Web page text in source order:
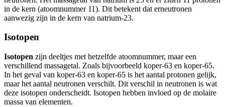
in de kern (atoomnummer 11). Dit betekent dat erneutronen
aanwezig zijn in de kern van natrium-23.
Isotopen
Isotopen zijn deeltjes met hetzelfde atoomnummer, maar een
verschillend massagetal. Zoals bijvoorbeeld koper-63 en koper-65.
In het geval van koper-63 en koper-65 is het aantal protonen gelijk,
maar het aantal neutronen verschilt. Dit verschil in neutronen is wat
deze isotopen onderscheidt. Isotopen hebben invloed op de molaire
massa van elementen.